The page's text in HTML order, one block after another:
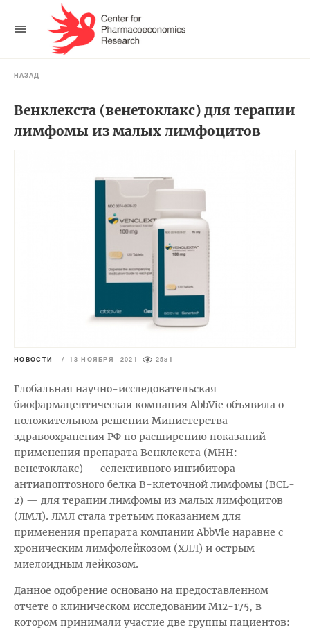
НАЗАД
Венклекста (венетоклакс) для терапии
лимфомы из малых лимфоцитов
НОВОСТИ / 13 НОЯБРЯ 2021 2581
Глобальная научно-исследовательская
биофармацевтическая компания AbbVie объявила о
положительном решении Министерства
здравоохранения РФ по расширению показаний
применения препарата Венклекста (МНН:
венетоклакс) — селективного ингибитора
антиапоптозного белка В-клеточной лимфомы (BCL-
2) — для терапии лимфомы из малых лимфоцитов
(ЛМЛ). ЛМЛ стала третьим показанием для
применения препарата компании AbbVie наравне с
хроническим лимфолейкозом (ХЛЛ) и острым
миелоидным лейкозом.
Данное одобрение основано на предоставленном
отчете о клиническом исследовании M12-175, в
котором принимали участие две группы пациентов: